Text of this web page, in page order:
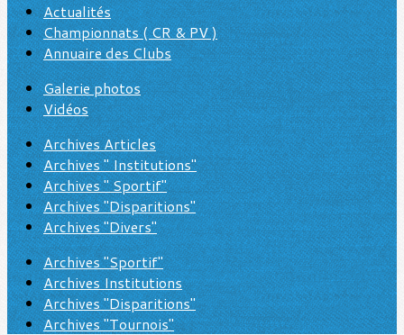
Actualités
Championnats ( CR & PV )
Annuaire des Clubs
Galerie photos
Vidéos
Archives Articles
Archives " Institutions"
Archives " Sportif"
Archives "Disparitions"
Archives "Divers"
Archives "Sportif"
Archives Institutions
Archives "Disparitions"
Archives "Tournois"